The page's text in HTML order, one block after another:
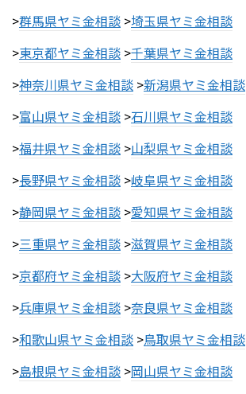
>群馬県ヤミ金相談 >埼玉県ヤミ金相談
>東京都ヤミ金相談 >千葉県ヤミ金相談
>神奈川県ヤミ金相談 >新潟県ヤミ金相談
>富山県ヤミ金相談 >石川県ヤミ金相談
>福井県ヤミ金相談 >山梨県ヤミ金相談
>長野県ヤミ金相談 >岐阜県ヤミ金相談
>静岡県ヤミ金相談 >愛知県ヤミ金相談
>三重県ヤミ金相談 >滋賀県ヤミ金相談
>京都府ヤミ金相談 >大阪府ヤミ金相談
>兵庫県ヤミ金相談 >奈良県ヤミ金相談
>和歌山県ヤミ金相談 >鳥取県ヤミ金相談
>島根県ヤミ金相談 >岡山県ヤミ金相談